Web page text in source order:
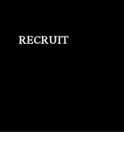
RECRUIT